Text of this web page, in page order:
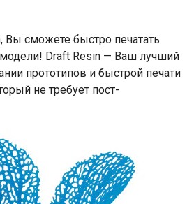
Вы сможете быстро печатать
Draft Resin — Ваш лучший
прототипов и быстрой печати
не требует пост-